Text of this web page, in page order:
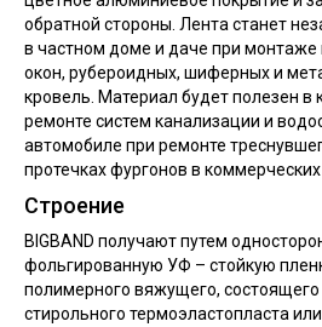
обратной стороны. Лента станет
в частном доме и даче при
окон, рубероидных, шиферных и
кровель. Материал будет полезен в
ремонте систем канализации и
автомобиле при ремонте
протечках фургонов в
Строение
BIGBAND получают путем
фольгированную УФ – стойкую
полимерного вяжущего, состоящего
стирольного термоэластопласта